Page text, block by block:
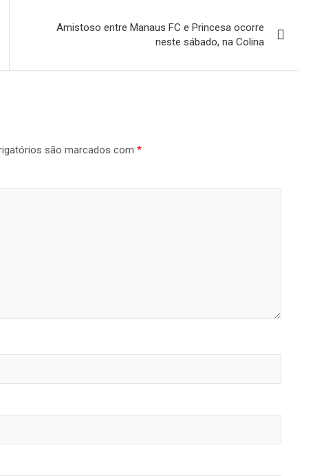
Amistoso entre Manaus FC e Princesa ocorre
neste sábado, na Colina
são marcados com *